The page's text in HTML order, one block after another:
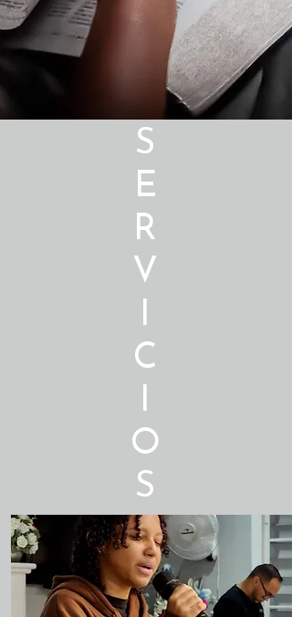
S
E
R
V
I
C
I
O
S